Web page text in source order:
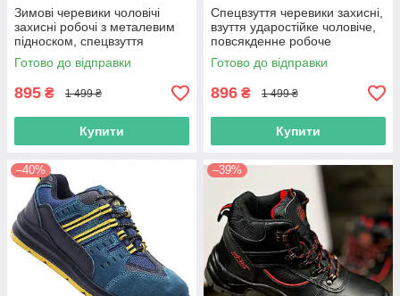
Зимові черевики чоловічі
захисні робочі з металевим
підноском, спецвзуття
шкіряне на хутрі утеплене
захисне, польша
Готово до відправки
895 ₴ 1 499 ₴
Купити
Спецвзуття черевики захисні,
взуття ударостійке чоловіче,
повсякденне робоче
спецування метал носок,
польша
Готово до відправки
896 ₴ 1 499 ₴
Купити
–40% –39%